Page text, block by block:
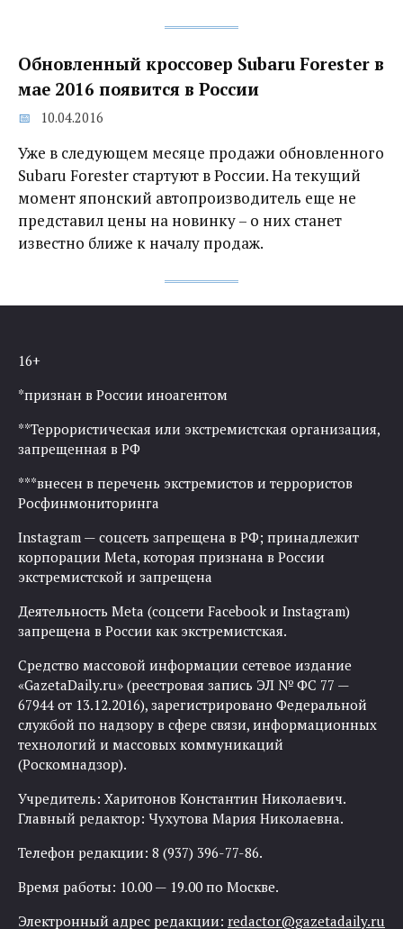
Обновленный кроссовер Subaru Forester в
мае 2016 появится в России
10.04.2016
Уже в следующем месяце продажи обновленного
Subaru Forester стартуют в России. На текущий
момент японский автопроизводитель еще не
представил цены на новинку – о них станет
известно ближе к началу продаж.
16+
*признан в России иноагентом
**Террористическая или экстремистская организация,
запрещенная в РФ
***внесен в перечень экстремистов и террористов
Росфинмониторинга
Instagram — соцсеть запрещена в РФ; принадлежит
корпорации Meta, которая признана в России
экстремистской и запрещена
Деятельность Meta (соцсети Facebook и Instagram)
запрещена в России как экстремистская.
Средство массовой информации сетевое издание
«GazetaDaily.ru» (реестровая запись ЭЛ № ФС 77 —
67944 от 13.12.2016), зарегистрировано Федеральной
службой по надзору в сфере связи, информационных
технологий и массовых коммуникаций
(Роскомнадзор).
Учредитель: Харитонов Константин Николаевич.
Главный редактор: Чухутова Мария Николаевна.
Телефон редакции: 8 (937) 396-77-86.
Время работы: 10.00 — 19.00 по Москве.
Электронный адрес редакции: redactor@gazetadaily.ru